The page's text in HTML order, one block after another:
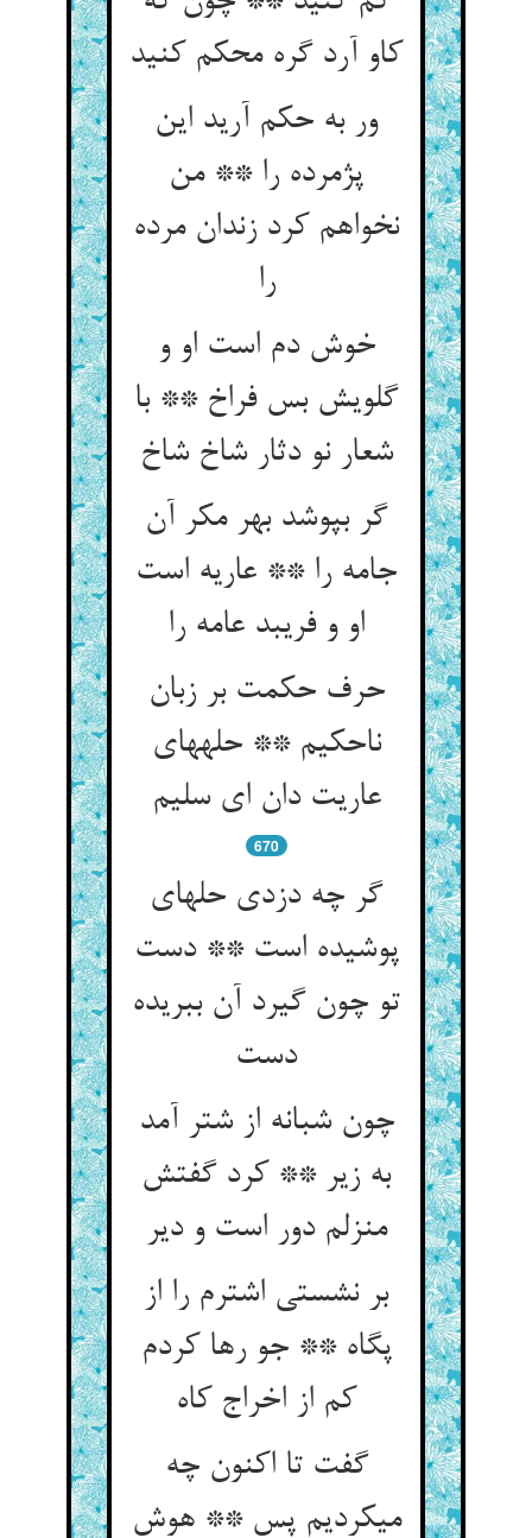
کاو آرد گره محکم کنید
ور به حکم آرید این
پژمرده را ** من
نخواهم کرد زندان مرده
را
خوش دم است او و
گلویش بس فراخ ** با
شعار نو دثار شاخ شاخ‏
گر بپوشد بهر مکر آن
جامه را ** عاریه است
او و فریبد عامه را
حرف حکمت بر زبان
ناحکیم ** حله‏های
عاریت دان ای سلیم‏
670
گر چه دزدی حله‏ای
پوشیده است ** دست
تو چون گیرد آن ببریده
دست‏
چون شبانه از شتر آمد
به زیر ** کرد گفتش
منزلم دور است و دیر
بر نشستی اشترم را از
پگاه ** جو رها کردم
کم از اخراج کاه‏
گفت تا اکنون چه
می‏کردیم پس ** هوش